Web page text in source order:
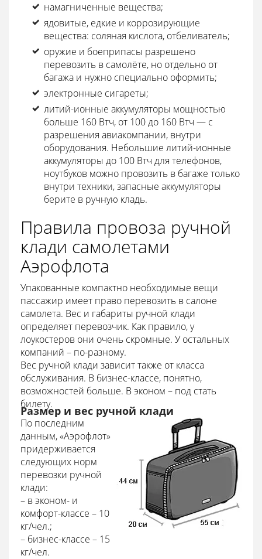
намагниченные вещества;
ядовитые, едкие и коррозирующие
вещества: соляная кислота, отбеливатель;
оружие и боеприпасы разрешено
перевозить в самолёте, но отдельно от
багажа и нужно специально оформить;
электронные сигареты;
литий-ионные аккумуляторы мощностью
больше 160 Втч, от 100 до 160 Втч — с
разрешения авиакомпании, внутри
оборудования. Небольшие литий-ионные
аккумуляторы до 100 Втч для телефонов,
ноутбуков можно провозить в багаже только
внутри техники, запасные аккумуляторы
берите в ручную кладь.
Правила провоза ручной
клади самолетами
Аэрофлота
Упакованные компактно необходимые вещи
пассажир имеет право перевозить в салоне
самолета. Вес и габариты ручной клади
определяет перевозчик. Как правило, у
лоукостеров они очень скромные. У остальных
компаний – по-разному.
Вес ручной клади зависит также от класса
обслуживания. В бизнес-классе, понятно,
возможностей больше. В эконом – под стать
билету.
Размер и вес ручной клади
По последним
данным, «Аэрофлот»
придерживается
следующих норм
перевозки ручной
клади:
– в эконом- и
комфорт-классе – 10
кг/чел.;
– бизнес-классе – 15
кг/чел.